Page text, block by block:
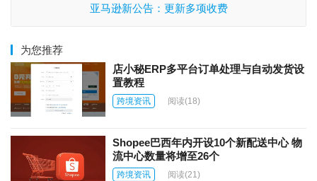
亚马逊新公告：更新多项收费
为您推荐
店小秘ERP多平台订单处理与自动发货设
置教程
跨境资讯 阅读(18)
Shopee巴西年内开设10个新配送中心 物
流中心数量将增至26个
跨境资讯 阅读(21)